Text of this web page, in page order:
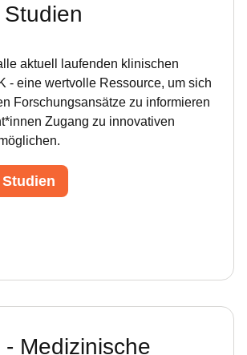
aktuell laufenden klinischen
- eine wertvolle Ressource, um sich
Forschungsansätze zu informieren
Zugang zu innovativen
Medizinische